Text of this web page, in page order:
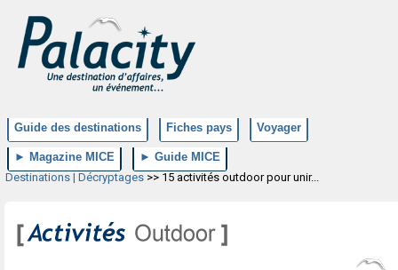
Guide des destinations Fiches pays Voyager
► Magazine MICE
► Guide MICE
Destinations | Décryptages >> 15 activités outdoor pour unir...